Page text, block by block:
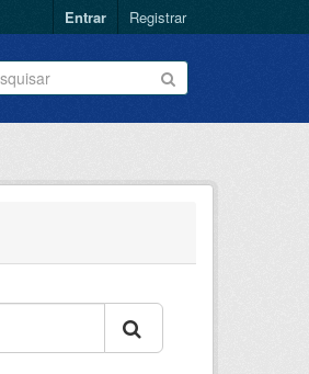
Entrar Registrar